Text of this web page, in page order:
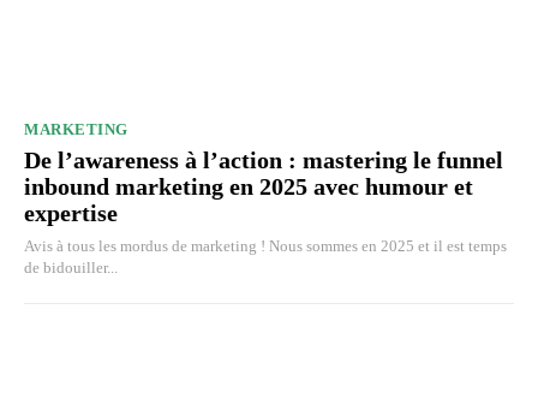
MARKETING
De l’awareness à l’action : mastering le funnel
inbound marketing en 2025 avec humour et
expertise
Avis à tous les mordus de marketing ! Nous sommes en 2025 et il est temps
de bidouiller...